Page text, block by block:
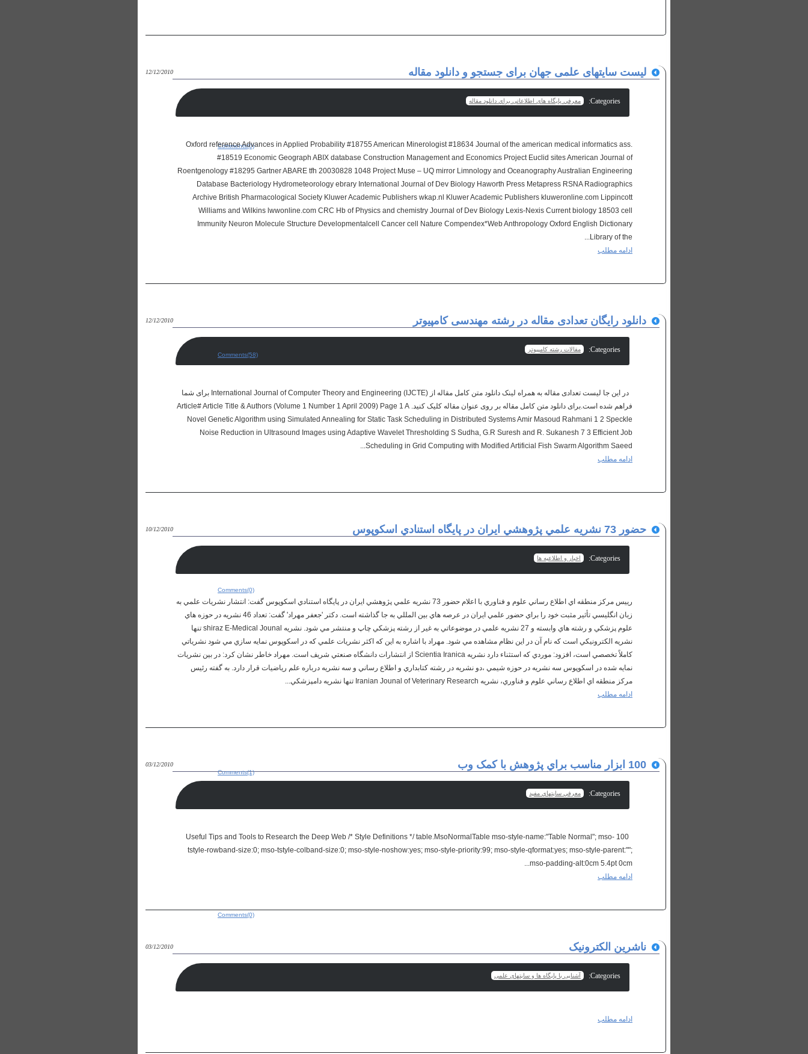
لیست سایتهای علمی جهان برای جستجو و دانلود مقاله 12/12/2010
Categories: معرفي پایگاه های اطلاعاتی براي دانلود مقاله
Oxford reference Advances in Applied Probability #18755 American Minerologist #18634 Journal of the american medical informatics ass.
#18519 Economic Geograph ABIX database Construction Management and Economics Project Euclid sites American Journal of
Roentgenology #18295 Gartner ABARE tfh 20030828 1048 Project Muse – UQ mirror Limnology and Oceanography Australian Engineering
Database Bacteriology Hydrometeorology ebrary International Journal of Dev Biology Haworth Press Metapress RSNA Radiographics
Archive British Pharmacological Society Kluwer Academic Publishers wkap.nl Kluwer Academic Publishers kluweronline.com Lippincott
Williams and Wilkins lwwonline.com CRC Hb of Physics and chemistry Journal of Dev Biology Lexis-Nexis Current biology 18503 cell
Immunity Neuron Molecule Structure Developmentalcell Cancer cell Nature Compendex*Web Anthropology Oxford English Dictionary
Library of the...
ادامه مطلب
Comments(0)
دانلود رایگان تعدادی مقاله در رشته مهندسی کامپیوتر 12/12/2010
Categories: مقالات رشته کامپیوتر
در این جا لیست تعدادی مقاله به همراه لینک دانلود متن کامل مقاله از International Journal of Computer Theory and Engineering (IJCTE) برای شما
فراهم شده است.برای دانلود متن کامل مقاله بر روی عنوان مقاله کلیک کنید. Article# Article Title & Authors (Volume 1 Number 1 April 2009) Page 1 A
Novel Genetic Algorithm using Simulated Annealing for Static Task Scheduling in Distributed Systems Amir Masoud Rahmani 1 2 Speckle
Noise Reduction in Ultrasound Images using Adaptive Wavelet Thresholding S Sudha, G.R Suresh and R. Sukanesh 7 3 Efficient Job
Scheduling in Grid Computing with Modified Artificial Fish Swarm Algorithm Saeed...
ادامه مطلب
Comments(58)
حضور 73 نشريه علمي پژوهشي ايران در پايگاه استنادي اسكوپوس 10/12/2010
Categories: اخبار و اطلاعیه ها
رييس مركز منطقه اي اطلاع رساني علوم و فناوري با اعلام حضور 73 نشريه علمي پژوهشي ايران در پايگاه استنادي اسكوپوس گفت: انتشار نشريات علمي به
زبان انگليسي تأثير مثبت خود را براي حضور علمي ايران در عرصه هاي بين المللي به جا گذاشته است. دكتر 'جعفر مهراد' گفت: تعداد 46 نشريه در حوزه هاي
علوم پزشكي و رشته هاي وابسته و 27 نشريه علمي در موضوعاتي به غير از رشته پزشكي چاپ و منتشر مي شود. نشريه shiraz E-Medical Jounal تنها
نشريه الكترونيكي است كه نام آن در اين نظام مشاهده مي شود. مهراد با اشاره به اين كه اكثر نشريات علمي كه در اسكوپوس نمايه سازي مي شود نشرياتي
كاملاً تخصصي است، افزود: موردي كه استثناء دارد نشريه Scientia Iranica از انتشارات دانشگاه صنعتي شريف است. مهراد خاطر نشان كرد: در بين نشريات
نمايه شده در اسكوپوس سه نشريه در حوزه شيمي ،دو نشريه در رشته كتابداري و اطلاع رساني و سه نشريه درباره علم رياضيات قرار دارد. به گفته رئيس
مركز منطقه اي اطلاع رساني علوم و فناوري، نشريه Iranian Jounal of Veterinary Research تنها نشريه دامپزشكي...
ادامه مطلب
Comments(0)
100 ابزار مناسب براي پژوهش با کمک وب 03/12/2010
Categories: معرفي سايتهاي مفيد
100 Useful Tips and Tools to Research the Deep Web /* Style Definitions */ table.MsoNormalTable mso-style-name:"Table Normal"; mso-
tstyle-rowband-size:0; mso-tstyle-colband-size:0; mso-style-noshow:yes; mso-style-priority:99; mso-style-qformat:yes; mso-style-parent:"";
mso-padding-alt:0cm 5.4pt 0cm...
ادامه مطلب
Comments(1)
ناشرین الکترونیک 03/12/2010
Categories: آشنایی با پایگاه ها و سایتهای علمی
ادامه مطلب
Comments(0)